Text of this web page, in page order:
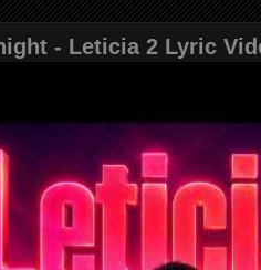
- Leticia 2 Lyric